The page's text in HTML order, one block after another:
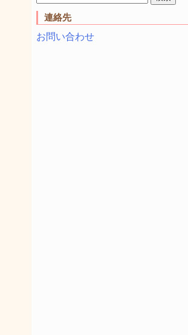
連絡先
お問い合わせ